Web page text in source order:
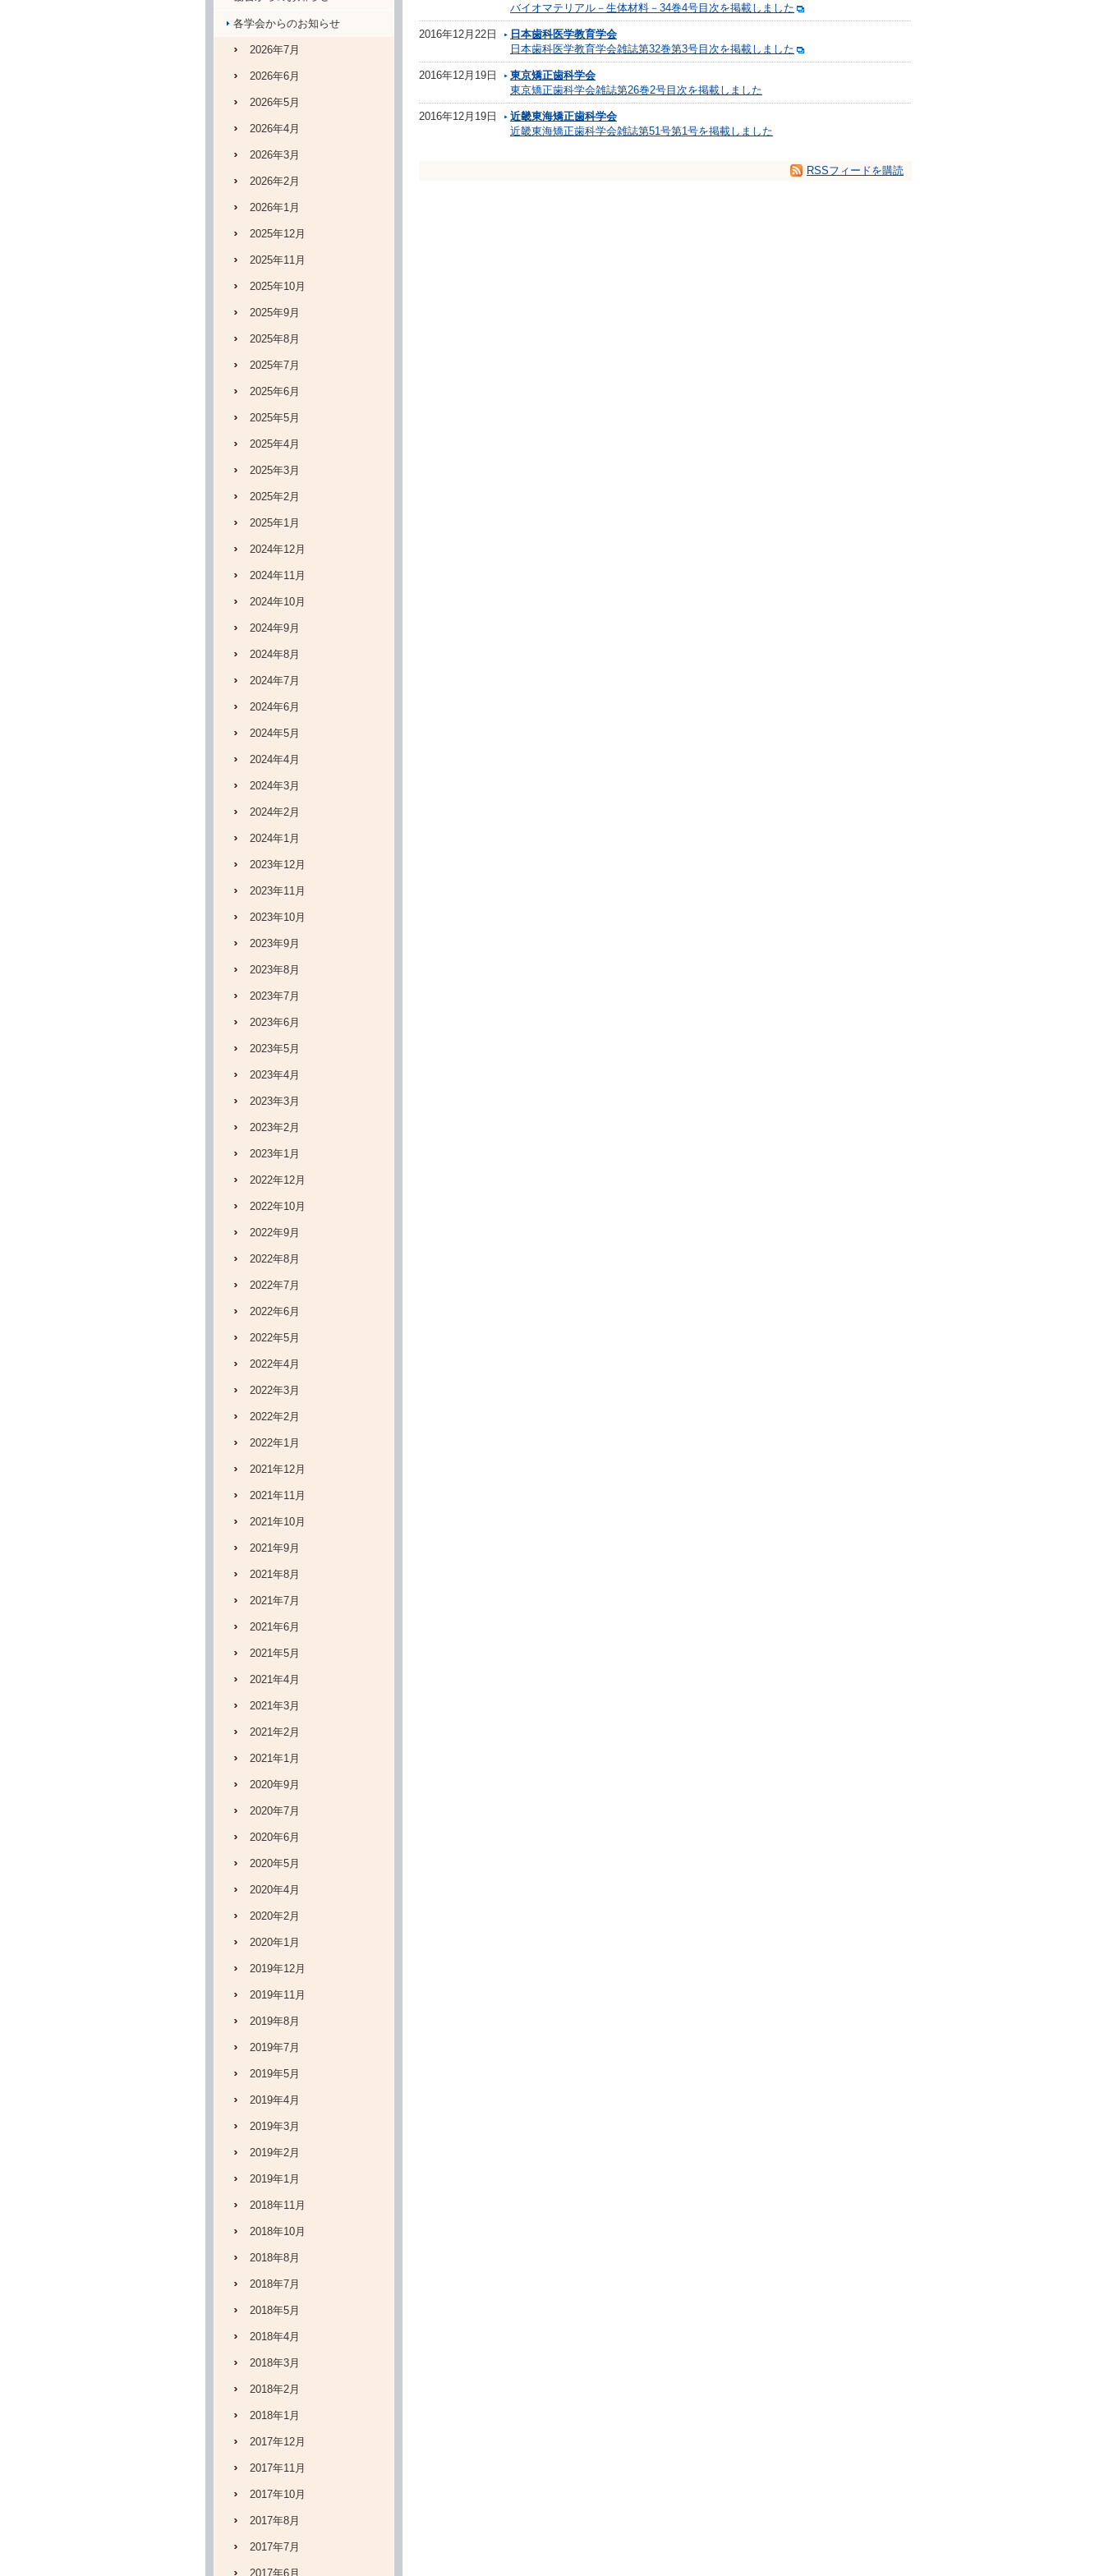
バイオマテリアル－生体材料－34巻4号目次を掲載しました
2016年12月22日
日本歯科医学教育学会
日本歯科医学教育学会雑誌第32巻第3号目次を掲載しました
2016年12月19日
東京矯正歯科学会
東京矯正歯科学会雑誌第26巻2号目次を掲載しました
2016年12月19日
近畿東海矯正歯科学会
近畿東海矯正歯科学会雑誌第51号第1号を掲載しました
RSSフィードを購読
各学会からのお知らせ
2026年7月
2026年6月
2026年5月
2026年4月
2026年3月
2026年2月
2026年1月
2025年12月
2025年11月
2025年10月
2025年9月
2025年8月
2025年7月
2025年6月
2025年5月
2025年4月
2025年3月
2025年2月
2025年1月
2024年12月
2024年11月
2024年10月
2024年9月
2024年8月
2024年7月
2024年6月
2024年5月
2024年4月
2024年3月
2024年2月
2024年1月
2023年12月
2023年11月
2023年10月
2023年9月
2023年8月
2023年7月
2023年6月
2023年5月
2023年4月
2023年3月
2023年2月
2023年1月
2022年12月
2022年10月
2022年9月
2022年8月
2022年7月
2022年6月
2022年5月
2022年4月
2022年3月
2022年2月
2022年1月
2021年12月
2021年11月
2021年10月
2021年9月
2021年8月
2021年7月
2021年6月
2021年5月
2021年4月
2021年3月
2021年2月
2021年1月
2020年9月
2020年7月
2020年6月
2020年5月
2020年4月
2020年2月
2020年1月
2019年12月
2019年11月
2019年8月
2019年7月
2019年5月
2019年4月
2019年3月
2019年2月
2019年1月
2018年11月
2018年10月
2018年8月
2018年7月
2018年5月
2018年4月
2018年3月
2018年2月
2018年1月
2017年12月
2017年11月
2017年10月
2017年8月
2017年7月
2017年6月